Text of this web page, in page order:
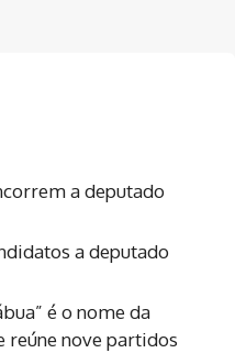
a deputado
a deputado
é o nome da
reúne nove partidos